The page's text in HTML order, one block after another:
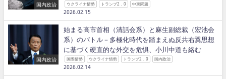
国内政治 ウクライナ情勢 トランプ2．0 中東問題
2026.02.15
国内政治
始まる高市首相（清話会系）と麻生副総裁（宏池会
系）のバトル－多極化時代を踏まえぬ反共右翼思想
に基づく硬直的な外交を危惧、小川中道も絡む
国際情勢 ウクライナ情勢 トランプ2．0 国内政治
2026.02.14